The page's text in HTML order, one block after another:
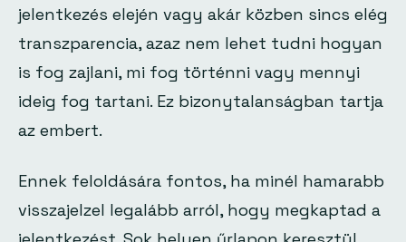
jelentkezés elején vagy akár közben sincs elég
transzparencia, azaz nem lehet tudni hogyan
is fog zajlani, mi fog történni vagy mennyi
ideig fog tartani. Ez bizonytalanságban tartja
az embert.
Ennek feloldására fontos, ha minél hamarabb
visszajelzel legalább arról, hogy megkaptad a